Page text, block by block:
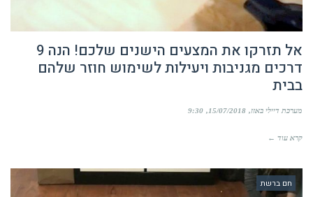
אל תזרקו את המצעים הישנים שלכם! הנה 9
דרכים מגניבות ויעילות לשימוש חוזר שלהם
בבית
מערכת דיילי באזז 15/07/2018
9:30
קרא עוד ←
חם ברשת